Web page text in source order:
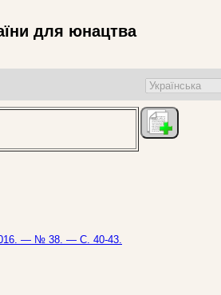
для юнацтва
2016. — № 38. — С. 40-43.